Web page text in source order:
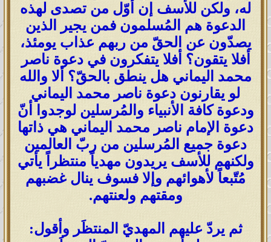
له، ولكن للأسف إن أوّل من تصدى لهذه
الدعوة هم المُسلمون فمن يجير الذين
يصدّون عن الحقّ من ربهم عذاب يومئذ،
أفلا يتقون؟ أفلا يتفكرون في دعوة ناصر
محمد اليماني هل ينطق بالحقّ؟ ألا والله
لو يقارنون دعوة ناصر محمد اليماني
ودعوة كافة الأنبياء والمُرسلين لوجدوا أنّ
دعوة الإمام ناصر محمد اليماني هي ذاتها
دعوة جميع المُرسلين من ربّ العالمين
ولكنهم للأسف يريدون مهدياً منتظراً يأتي
مُتّبعاً لأهوائهم وإلا فسوف ينال غضبهم
ومقتهم ولعنتهم.
ثم يردّ عليهم المهديّ المنتظَر وأقول: